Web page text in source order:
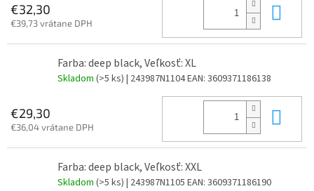
€32,30
€39,73 vrátane DPH
Farba: deep black, Veľkosť: XL
Skladom (>5 ks) | 243987N1104EAN: 3609371186138
€29,30
€36,04 vrátane DPH
Farba: deep black, Veľkosť: XXL
Skladom (>5 ks) | 243987N1105 EAN: 3609371186190